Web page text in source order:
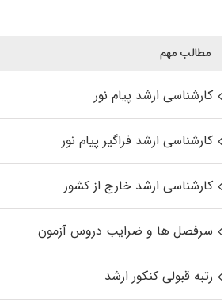
مطالب مهم
کارشناسی ارشد پیام نور
کارشناسی ارشد فراگیر پیام نور
کارشناسی ارشد خارج از کشور
سرفصل ها و ضرایب دروس آزمون
رتبه قبولی کنکور ارشد